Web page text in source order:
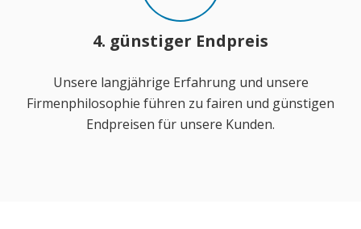
4. günstiger Endpreis
Unsere langjährige Erfahrung und unsere
Firmenphilosophie führen zu fairen und günstigen
Endpreisen für unsere Kunden.